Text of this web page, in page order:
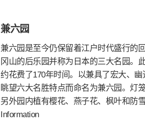
兼六园
兼六园是至今仍保留着江户时代盛行的
冈山的后乐园并称为日本的三大名园。
约花费了170年时间。以兼具了宏大、幽
眺望六大名胜特点而命名为兼六园。灯
另外园内植有樱花、燕子花、枫叶和防
Information